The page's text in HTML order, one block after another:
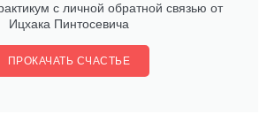
с личной обратной связью от
Ицхака Пинтосевича
ПРОКАЧАТЬ СЧАСТЬЕ